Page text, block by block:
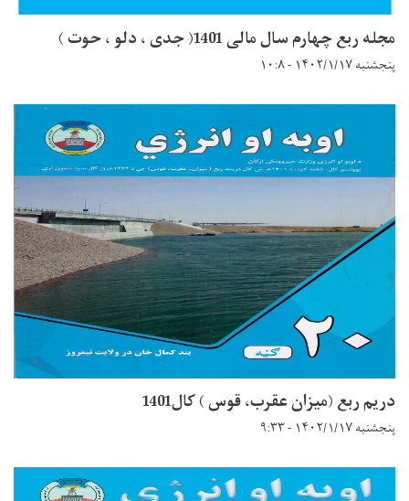
مجله ربع چهارم سال مالی 1401( جدی ، دلو ، حوت )
پنجشنبه ۱۴۰۲/۱/۱۷ - ۱۰:۸
دریم ربع (میزان عقرب، قوس ) کال1401
پنجشنبه ۱۴۰۲/۱/۱۷ - ۹:۳۳